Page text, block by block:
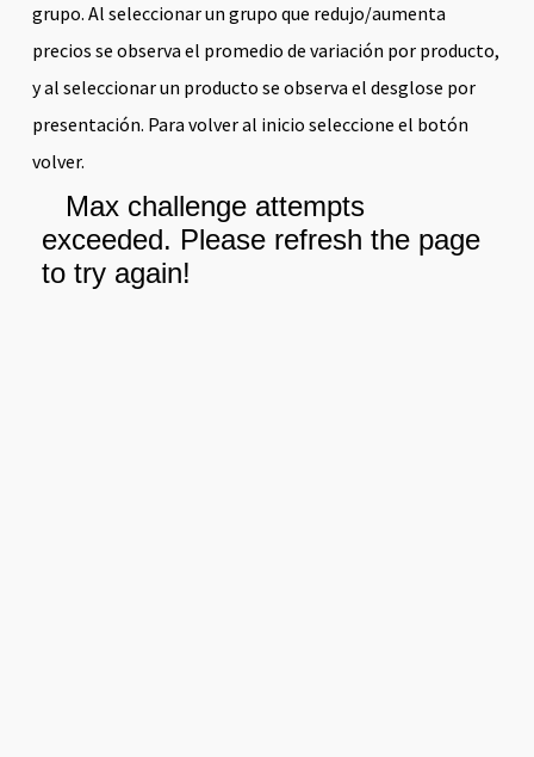
grupo. Al seleccionar un grupo que redujo/aumenta
precios se observa el promedio de variación por producto,
y al seleccionar un producto se observa el desglose por
presentación. Para volver al inicio seleccione el botón
volver.